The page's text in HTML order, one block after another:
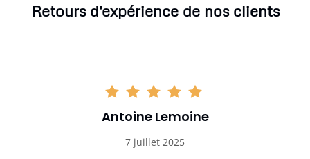
Retours d'expérience de nos clients
Antoine Lemoine
7 juillet 2025